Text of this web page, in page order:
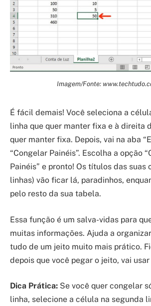
Imagem/Fonte:
É fácil demais! Você seleciona a
linha que quer manter fixa e à direita
quer manter fixa. Depois, vai na aba
“Congelar Painéis”. Escolha a opção
Painéis” e pronto! Os títulos das suas
linhas) vão ficar lá, paradinhos,
pelo resto da sua tabela.
Essa função é um salva-vidas para
muitas informações. Ajuda a
tudo de um jeito muito mais prático.
depois que você pegar o jeito, vai
Dica Prática: Se você quer congelar
linha, selecione a célula na segunda